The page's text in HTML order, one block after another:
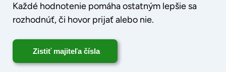
Každé hodnotenie pomáha ostatným lepšie sa
rozhodnúť, či hovor prijať alebo nie.
Zistiť majiteľa čísla